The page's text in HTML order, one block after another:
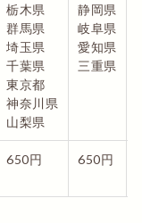
栃木県
群馬県
埼玉県
千葉県
東京都
神奈川県
山梨県
静岡県
岐阜県
愛知県
三重県
650円 650円